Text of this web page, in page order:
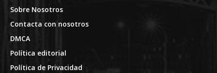
Sobre Nosotros
Contacta con nosotros
DMCA
Política editorial
Política de Privacidad